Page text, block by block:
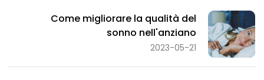
Come migliorare la qualità del
sonno nell'anziano
2023-05-21